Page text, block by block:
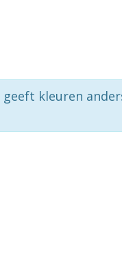
kleuren